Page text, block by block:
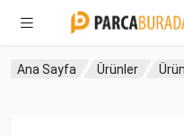
Ana Sayfa Ürünler